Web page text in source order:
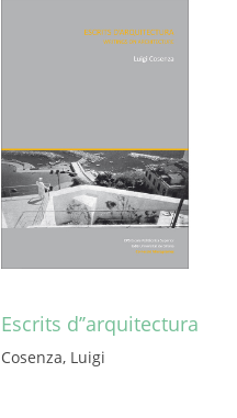
en
la
página
Escrits d’’arquitectura
Cosenza, Luigi